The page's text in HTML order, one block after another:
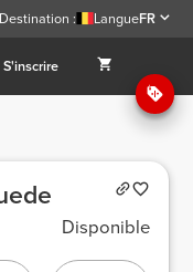
Destination : LangueFR
S'inscrire
Disponible